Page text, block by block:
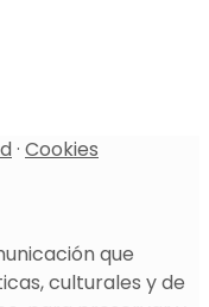
· Cookies
que
culturales y de